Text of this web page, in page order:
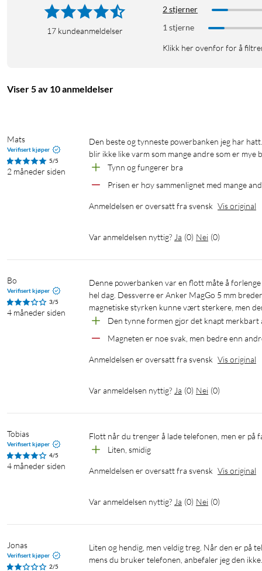
påen lang dag på farten.
Spesifikasjoner
LED-indikator: Ja
Vekt: ca 130 g
I pakken
Anker Nano Powerbank 5000 mAh
17 kundeanmeldelser
2 stjerner
1 stjerne
Klikk her ovenfor for å
Viser 5 av 10 anmeldelser
Mats
Verifisert kjøper
5/5
2 måneder siden
Den beste og tynneste powerbanken jeg har hatt. Sammenlignet med mange andre i samme størrelse, fungerer denne og
blir ikke like varm som mange andre som er mye
Tynn og fungerer bra
Prisen er høy sammenlignet med mange
Anmeldelsen er oversatt fra svensk Vis original
Var anmeldelsen nyttig? Ja (0) Nei (0)
Bo
Verifisert kjøper
3/5
4 måneder siden
Denne powerbanken var en flott måte å forlenge levetiden til iPhone mini-en min på, da batteriet ikke lenger kunne vare en
hel dag. Dessverre er Anker MagGo 5 mm
magnetiske styrken kunne vært sterkere, men
Den tynne formen gjør det knapt
Magneten er noe svak, men bedre enn
Anmeldelsen er oversatt fra svensk Vis original
Var anmeldelsen nyttig? Ja (0) Nei (0)
Tobias
Verifisert kjøper
4/5
4 måneder siden
Flott når du trenger å lade telefonen, men er på
Liten, smidig
Anmeldelsen er oversatt fra svensk Vis original
Var anmeldelsen nyttig? Ja (0) Nei (0)
Jonas
Verifisert kjøper
2/5
Liten og hendig, men veldig treg. Når den er på telefonen min, står det sakte lading. Så hvis du skal bruke powerbanken
mens du bruker telefonen, anbefaler jeg den ikke.